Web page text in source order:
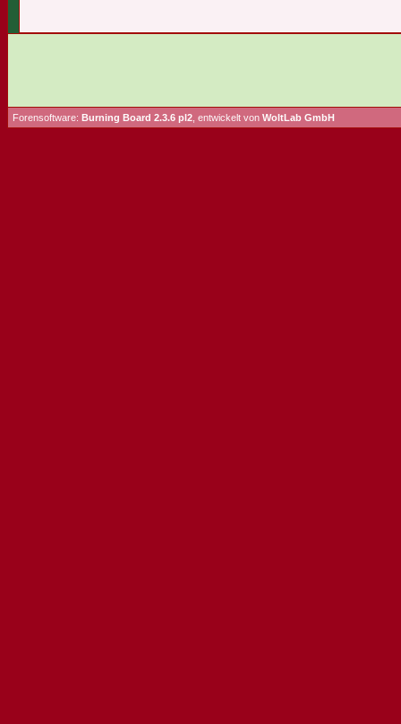
Forensoftware: Burning Board 2.3.6 pl2 , entwickelt von WoltLab GmbH